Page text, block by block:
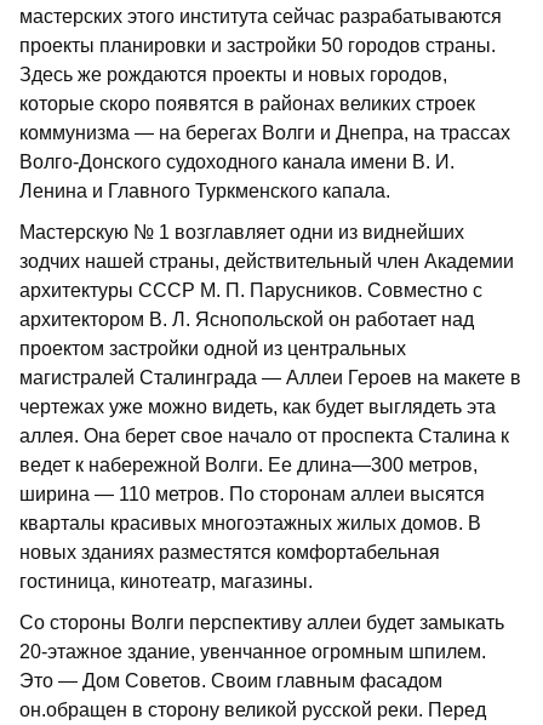
мастерских этого института сейчас разрабатываются
проекты планировки и застройки 50 городов страны.
Здесь же рождаются проекты и новых городов,
которые скоро появятся в районах великих строек
коммунизма — на берегах Волги и Днепра, на трассах
Волго-Донского судоходного канала имени В. И.
Ленина и Главного Туркменского капала.
Мастерскую № 1 возглавляет одни из виднейших
зодчих нашей страны, действительный член Академии
архитектуры СССР М. П. Парусников. Совместно с
архитектором В. Л. Яснопольской он работает над
проектом застройки одной из центральных
магистралей Сталинграда — Аллеи Героев на макете в
чертежах уже можно видеть, как будет выглядеть эта
аллея. Она берет свое начало от проспекта Сталина к
ведет к набережной Волги. Ее длина—300 метров,
ширина — 110 метров. По сторонам аллеи высятся
кварталы красивых многоэтажных жилых домов. В
новых зданиях разместятся комфортабельная
гостиница, кинотеатр, магазины.
Со стороны Волги перспективу аллеи будет замыкать
20-этажное здание, увенчанное огромным шпилем.
Это — Дом Советов. Своим главным фасадом
он.обращен в сторону великой русской реки. Перед